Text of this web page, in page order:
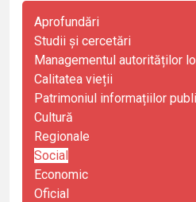
Aprofundări
Studii și cercetări
Managementul autorităților
Calitatea vieții
Patrimoniul informațiilor
Cultură
Regionale
Social
Economic
Oficial